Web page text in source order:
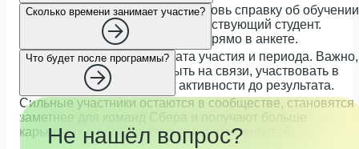
На этапе заявки заранее приготовь справку об обучении
— она подтверждает, что ты действующий студент.
Остальное расскажешь о себе прямо в анкете.
Сколько времени занимает участие?
Нагрузка зависит от формата участия и периода. Важно,
чтобы ты мог регулярно быть на связи, участвовать в
обучении и доводить свои активности до результата.
Что будет после программы?
Сильные участники остаются в сообществе, становятся
заметнее для команд Сбера и получают больше
карьерных и образовательных возможностей.
Не нашёл вопрос?